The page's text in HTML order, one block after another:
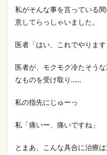
私がそんな事を言っている
意してらっしゃいました。
医者「はい、これでやります
医者が、モクモク冷たそう
なものを受け取り……
私の指先にじゅーっ
私「痛いー、痛いですね」
とまあ、こんな具合に治療は